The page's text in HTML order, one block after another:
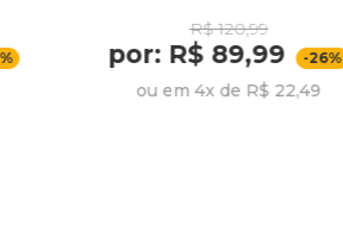
R$ 120,99
por: R$ 89,99 -26%
ou em 4x de R$ 22,49